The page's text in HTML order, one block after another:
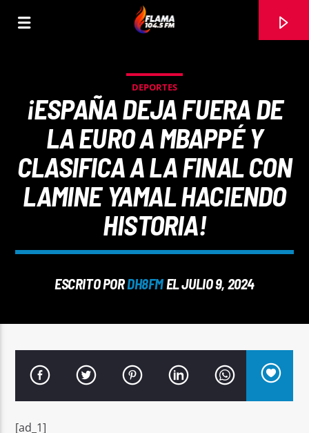
Señal FM
DEPORTES
¡ESPAÑA DEJA FUERA DE
LA EURO A MBAPPÉ Y
CLASIFICA A LA FINAL CON
LAMINE YAMAL HACIENDO
HISTORIA!
ESCRITO PORDH8FMEL JULIO 9, 2024
[ad_1]